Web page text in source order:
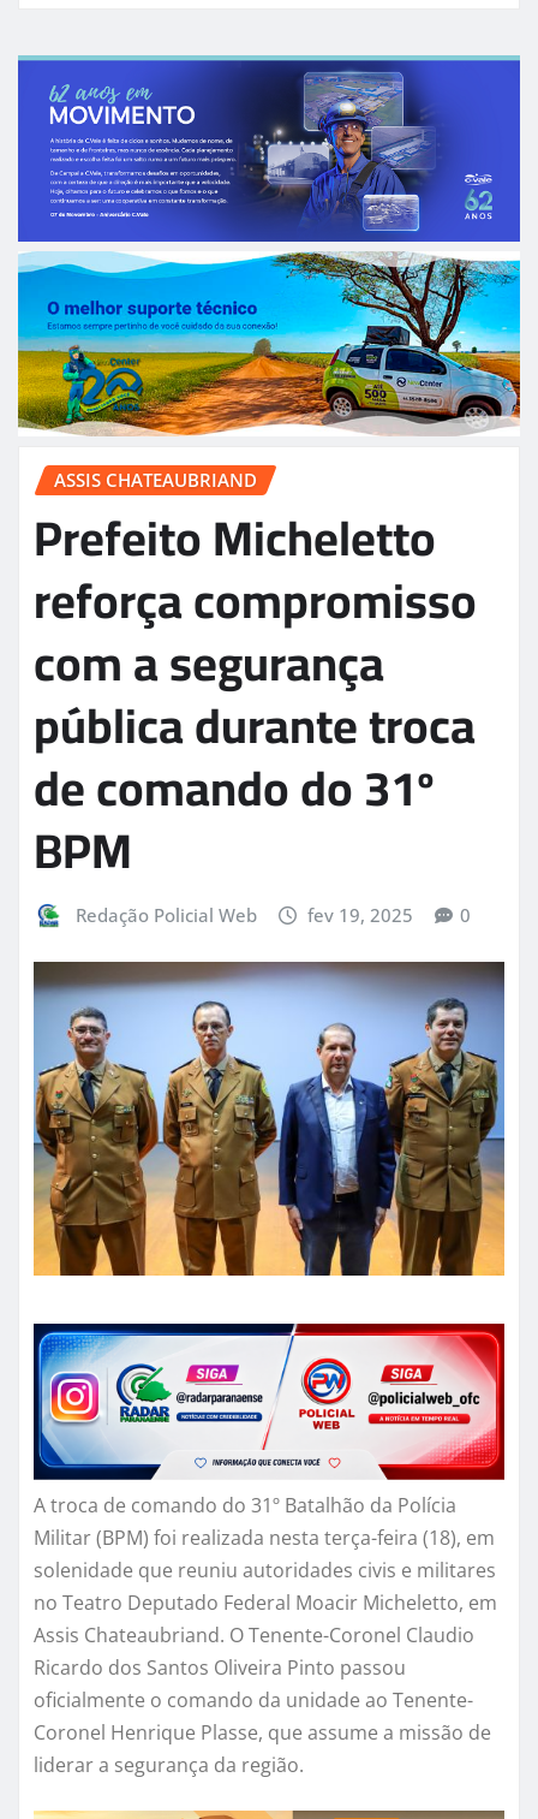
ASSIS CHATEAUBRIAND
Prefeito Micheletto
reforça compromisso
com a segurança
pública durante troca
de comando do 31º
BPM
Redação Policial Web fev 19, 2025 0
A troca de comando do 31º Batalhão da Polícia
Militar (BPM) foi realizada nesta terça-feira (18), em
solenidade que reuniu autoridades civis e militares
no Teatro Deputado Federal Moacir Micheletto, em
Assis Chateaubriand. O Tenente-Coronel Claudio
Ricardo dos Santos Oliveira Pinto passou
oficialmente o comando da unidade ao Tenente-
Coronel Henrique Plasse, que assume a missão de
liderar a segurança da região.